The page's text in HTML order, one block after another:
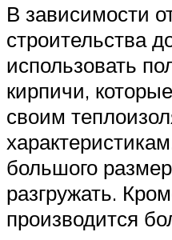
В зависимости
строительства
использовать
кирпичи,
своим
большого
разгружать.
производится